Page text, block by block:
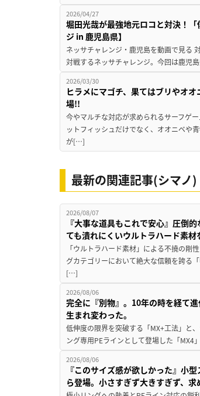
2026/04/27
堀田光哉が最強地元ロコと対決！
ジ in 鹿児島県】
ネッサチャレンジ・鹿児島を動画で見る
対戦するネッサチャレンジ。今回は鹿児
2026/03/30
ヒラメにマゴチ、果てはブリやオ
場!!
今やマルチな対応が求められるサーフゲ
ットフィッシュだけでなく、オオニベや
が[…]
最新の関連記事(シマノ)
2026/08/07
『大事な道具もこれで安心』圧倒
ても潰れにくいウルトラハード素材
「ウルトラハード素材」による不撓の剛
グカテゴリーにおいて絶大な信頼を誇る
[…]
2026/08/06
完全に『別物』。10年の時を経て
生まれ変わった。
低伸度の限界を突破する「MX+工法」と
ング専用PEラインとして登場した「
2026/08/06
『このサイズ感が欲しかった』小
ら登場。小さすぎず大きすぎず、求